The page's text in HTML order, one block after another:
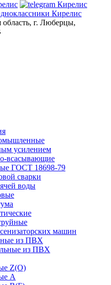
область, г. Люберцы,
усилением
всасывающие
ГОСТ 18698-79
сварки
воды
машин
из ПВХ
из ПВХ
Z(О)
А